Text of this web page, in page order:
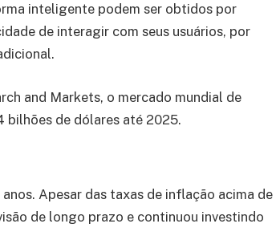
inteligente podem ser obtidos por
de interagir com seus usuários, por
and Markets, o mercado mundial de
de dólares até 2025.
Apesar das taxas de inflação acima de
de longo prazo e continuou investindo